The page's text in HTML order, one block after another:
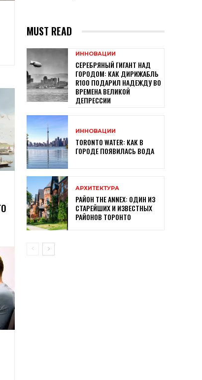
MUST READ
ИННОВАЦИИ
СЕРЕБРЯНЫЙ ГИГАНТ НАД
ГОРОДОМ: КАК ДИРИЖАБЛЬ
R100 ПОДАРИЛ НАДЕЖДУ ВО
ВРЕМЕНА ВЕЛИКОЙ
ДЕПРЕССИИ
ИННОВАЦИИ
TORONTO WATER: КАК В
ГОРОДЕ ПОЯВИЛАСЬ ВОДА
АРХИТЕКТУРА
РАЙОН THE ANNEX: ОДИН ИЗ
СТАРЕЙШИХ И ИЗВЕСТНЫХ
РАЙОНОВ ТОРОНТО